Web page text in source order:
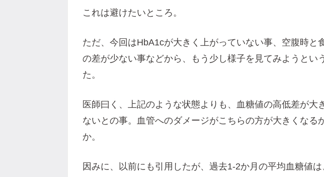
これは避けたいところ。
ただ、今回はHbA1cが大きく上がっていない事、空腹時と
の差が少ない事などから、もう少し様子を見てみようとい
た。
医師曰く、上記のような状態よりも、血糖値の高低差が大
ないとの事。血管へのダメージがこちらの方が大きくなる
か。
因みに、以前にも引用したが、過去1-2か月の平均血糖値